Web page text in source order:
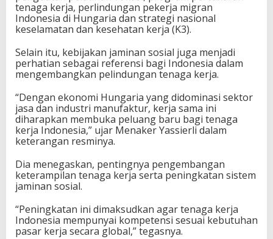
tenaga kerja, perlindungan pekerja migran
Indonesia di Hungaria dan strategi nasional
keselamatan dan kesehatan kerja (K3).
Selain itu, kebijakan jaminan sosial juga menjadi
perhatian sebagai referensi bagi Indonesia dalam
mengembangkan pelindungan tenaga kerja.
“Dengan ekonomi Hungaria yang didominasi sektor
jasa dan industri manufaktur, kerja sama ini
diharapkan membuka peluang baru bagi tenaga
kerja Indonesia,” ujar Menaker Yassierli dalam
keterangan resminya.
Dia menegaskan, pentingnya pengembangan
keterampilan tenaga kerja serta peningkatan sistem
jaminan sosial.
“Peningkatan ini dimaksudkan agar tenaga kerja
Indonesia mempunyai kompetensi sesuai kebutuhan
pasar kerja secara global,” tegasnya.